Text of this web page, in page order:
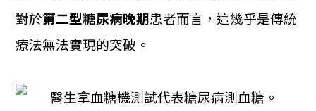
對於第二型糖尿病晚期患者而言，這幾乎是傳統
療法無法實現的突破。